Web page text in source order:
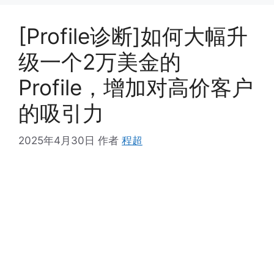
[Profile诊断]如何大幅升
级一个2万美金的
Profile，增加对高价客户
的吸引力
2025年4月30日 作者 程超